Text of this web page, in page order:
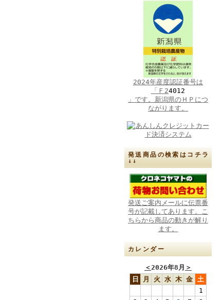
2024年産度認証番号は
「Ｆ24012
」です。新潟県のＨＰにつ
ながります。
発送商品の検索はコチラ
↓↓
発送ご案内メールに伝票番
号が記載してあります。こ
ちらから商品の動きが解り
ます。
カレンダー
＜ 2026年8月 ＞
日
月 火 水 木 金
土
1